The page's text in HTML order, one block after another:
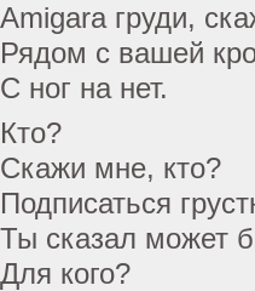
Amigara груди,
Рядом с вашей
С ног на нет.
Кто?
Скажи мне, кто?
Подписаться
Ты сказал может
Для кого?